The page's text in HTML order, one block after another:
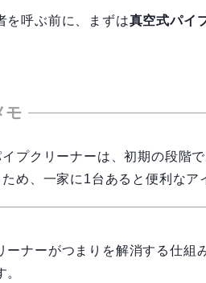
を呼ぶ前に、まずは真空式パイ
プクリーナーは、初期の段階
め、一家に1台あると便利なア
ーナーがつまりを解消する仕組